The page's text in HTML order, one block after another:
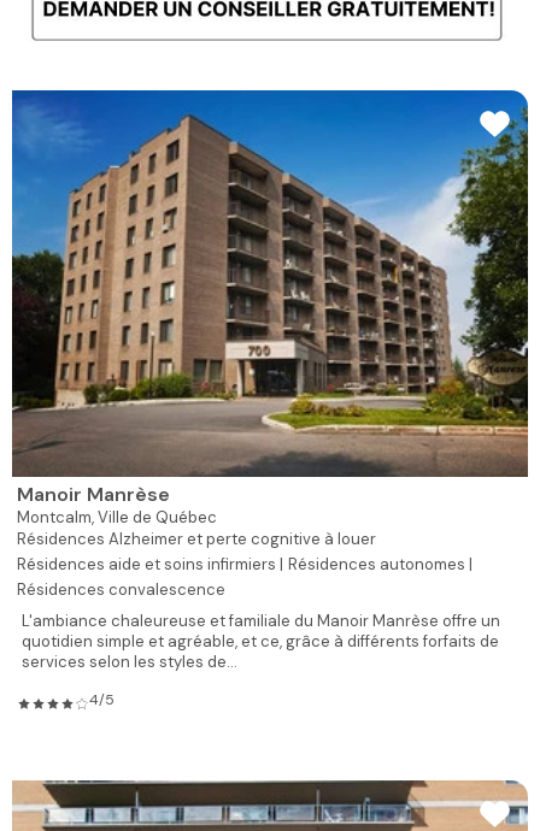
Manoir Manrèse
Montcalm,Ville de Québec
Résidences Alzheimer et perte cognitive à louer
Résidences aide et soins infirmiers | Résidences autonomes |
Résidences convalescence
L'ambiance chaleureuse et familiale du Manoir Manrèse offre un
quotidien simple et agréable, et ce, grâce à différents forfaits de
services selon les styles de...
4/5